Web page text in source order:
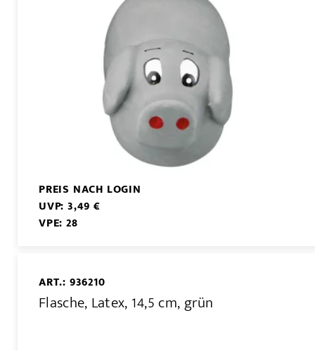
PREIS NACH LOGIN
UVP: 3,49 €
VPE: 28
ART.: 936210
Flasche, Latex, 14,5 cm, grün